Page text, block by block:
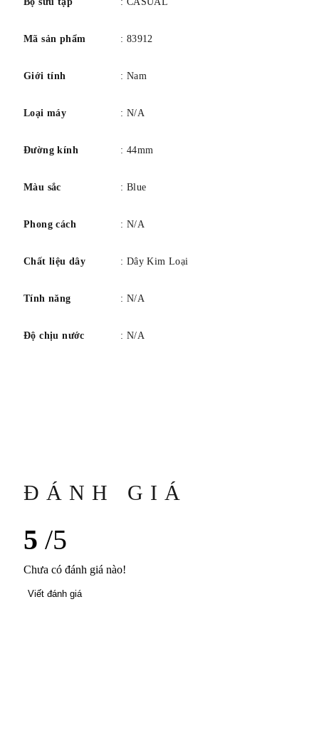
Quay số màu
Màu xanh da trời
Mã sản phẩm : 83912
Giới tính : Nam
Loại máy : N/A
Đường kính : 44mm
Màu sắc : Blue
Phong cách : N/A
Chất liệu dây : Dây Kim Loại
Tính năng : N/A
Độ chịu nước : N/A
ĐÁNH GIÁ
5 /5
Chưa có đánh giá nào!
Viết đánh giá